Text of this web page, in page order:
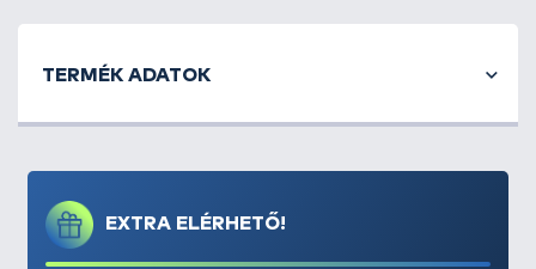
EXTRA ELÉRHETŐ!
TERMÉK ADATOK